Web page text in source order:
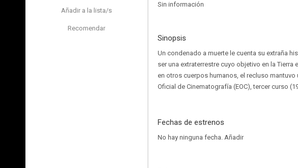
Añadir a la lista/s
Recomendar
Sin información
Sinopsis
Un condenado a muerte le cuenta su extraña
ser una extraterrestre cuyo objetivo en la
en otros cuerpos humanos, el recluso mantuvo
Oficial de Cinematografía (EOC), tercer curso
Fechas de estrenos
No hay ninguna fecha. Añadir